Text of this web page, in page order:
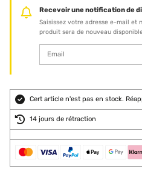
Recevoir une notification de
Saisissez votre adresse e-mail et
produit sera de nouveau
Cert article n'est pas en stock.
14 jours de rétraction